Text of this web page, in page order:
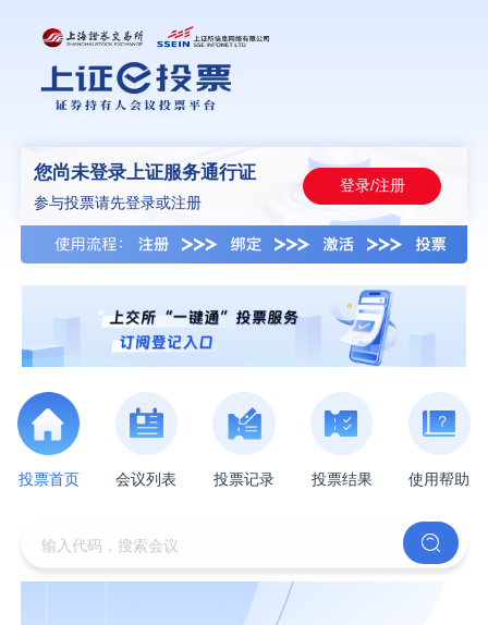
您尚未登录上证服务通行证
参与投票请先登录或注册
登录/注册
投票首页 会议列表 投票记录 投票结果 使用帮助